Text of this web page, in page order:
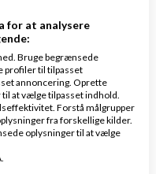
betale af sin indtægt
du ikke har tid og lyst
Der er nemlig
regler.
for at analysere
Bruge begrænsede
profiler til tilpasset
annoncering. Oprette
at vælge tilpasset indhold.
Forstå målgrupper
fra forskellige kilder.
oplysninger til at vælge